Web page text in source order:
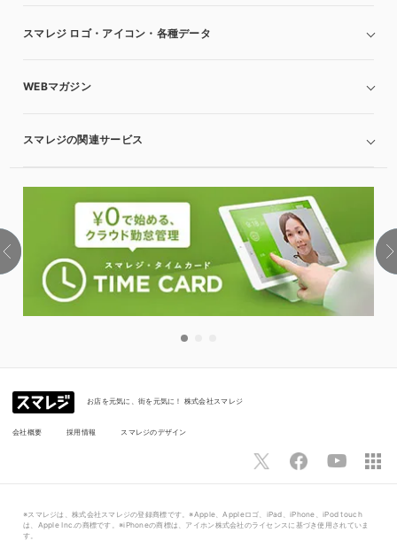
スマレジ ロゴ・アイコン・各種データ
WEBマガジン
スマレジの関連サービス
お店を元気に、街を元気に！ 株式会社スマレジ
会社概要 採用情報 スマレジのデザイン
※スマレジは、株式会社スマレジの登録商標です。※Apple、Appleロゴ、iPad、iPhone、iPod touch
は、Apple Inc.の商標です。※iPhoneの商標は、アイホン株式会社のライセンスに基づき使用されていま
す。